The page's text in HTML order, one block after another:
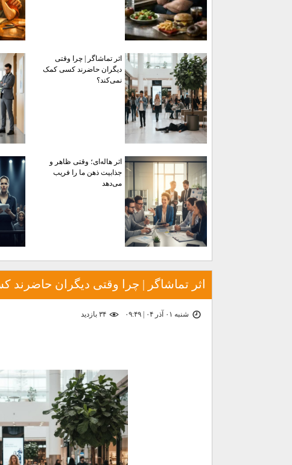
اثر تماشاگر | چرا وقتی
دیگران حاضرند کسی کمک
نمی‌کند؟
اثر هاله‌ای؛ وقتی ظاهر و
جذابیت ذهن ما را فریب
می‌دهد
اثر تماشاگر | چرا وقتی دیگران
شنبه ۰۱ آذر ۰۴ | ۰۹:۴۹